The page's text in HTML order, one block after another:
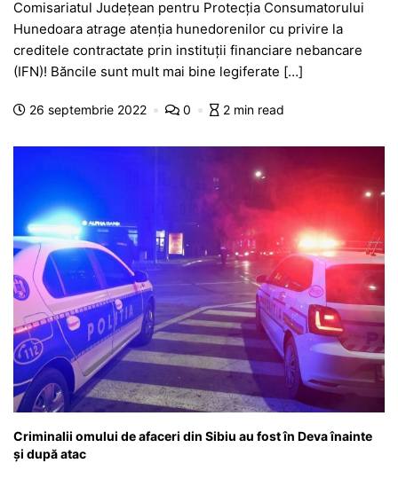
c
e
b
o
k
at
s
A
p
s
s
e
n
itt
er
e
gr
a
m
s
s
a
g
ta
je
a
z
Comisariatul Județean pentru Protecția Consumatorului
Hunedoara atrage atenția hunedorenilor cu privire la
creditele contractate prin instituții financiare nebancare
(IFN)! Băncile sunt mult mai bine legiferate […]
26 septembrie 2022 0 2 min read
Criminalii omului de afaceri din Sibiu au fost în Deva înainte
și după atac